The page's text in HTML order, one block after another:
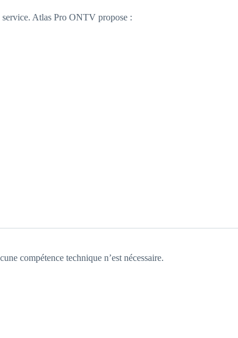
service. Atlas Pro ONTV propose :
compétence technique n’est nécessaire.